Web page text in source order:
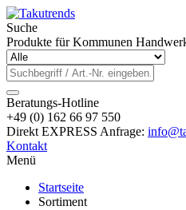
Suche
Produkte für Kommunen
Beratungs-Hotline
+49 (0) 162 66 97 550
Direkt EXPRESS Anfrage:
Kontakt
Menü
Startseite
Sortiment